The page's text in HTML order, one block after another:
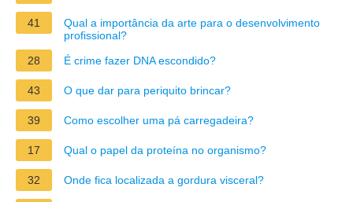
41
Qual a importância da arte para o desenvolvimento
profissional?
28
É crime fazer DNA escondido?
43 O que dar para periquito brincar?
39 Como escolher uma pá carregadeira?
17 Qual o papel da proteína no organismo?
32 Onde fica localizada a gordura visceral?